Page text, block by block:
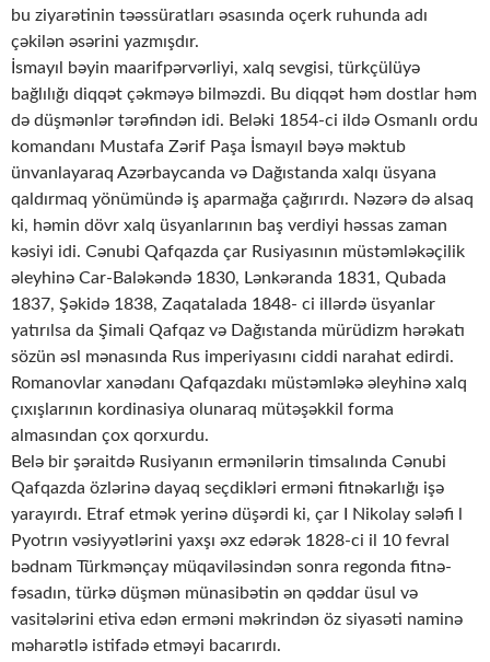
bu ziyarətinin təəssüratları əsasında oçerk ruhunda adı
çəkilən əsərini yazmışdır.
İsmayıl bəyin maarifpərvərliyi, xalq sevgisi, türkçülüyə
bağlılığı diqqət çəkməyə bilməzdi. Bu diqqət həm dostlar həm
də düşmənlər tərəfindən idi. Beləki 1854-ci ildə Osmanlı ordu
komandanı Mustafa Zərif Paşa İsmayıl bəyə məktub
ünvanlayaraq Azərbaycanda və Dağıstanda xalqı üsyana
qaldırmaq yönümündə iş aparmağa çağırırdı. Nəzərə də alsaq
ki, həmin dövr xalq üsyanlarının baş verdiyi həssas zaman
kəsiyi idi. Cənubi Qafqazda çar Rusiyasının müstəmləkəçilik
əleyhinə Car-Baləkəndə 1830, Lənkəranda 1831, Qubada
1837, Şəkidə 1838, Zaqatalada 1848- ci illərdə üsyanlar
yatırılsa da Şimali Qafqaz və Dağıstanda mürüdizm hərəkatı
sözün əsl mənasında Rus imperiyasını ciddi narahat edirdi.
Romanovlar xanədanı Qafqazdakı müstəmləkə əleyhinə xalq
çıxışlarının kordinasiya olunaraq mütəşəkkil forma
almasından çox qorxurdu.
Belə bir şəraitdə Rusiyanın ermənilərin timsalında Cənubi
Qafqazda özlərinə dayaq seçdikləri erməni fitnəkarlığı işə
yarayırdı. Etraf etmək yerinə düşərdi ki, çar I Nikolay sələfi l
Pyotrın vəsiyyətlərini yaxşı əxz edərək 1828-ci il 10 fevral
bədnam Türkmənçay müqaviləsindən sonra regonda fitnə-
fəsadın, türkə düşmən münasibətin ən qəddar üsul və
vasitələrini etiva edən erməni məkrindən öz siyasəti naminə
məharətlə istifadə etməyi bacarırdı.